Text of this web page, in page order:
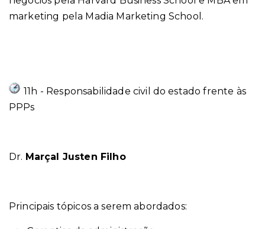
marketing pela Madia Marketing School.
11h - Responsabilidade civil do estado frente às
PPPs
Dr. Marçal Justen Filho
Principais tópicos a serem abordados: